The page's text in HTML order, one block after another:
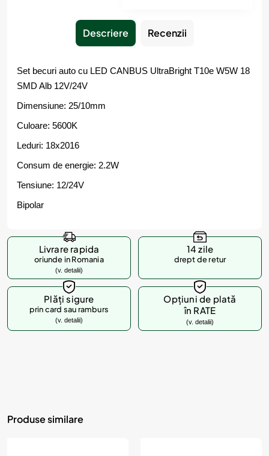
Descriere Recenzii
Set becuri auto cu LED CANBUS UltraBright T10e W5W 18
SMD Alb 12V/24V
Dimensiune: 25/10mm
Culoare: 5600K
Leduri: 18x2016
Consum de energie: 2.2W
Tensiune: 12/24V
Bipolar
Livrare rapida
oriunde in Romania
(v. detalii)
14 zile
drept de retur
Plăți sigure
prin card sau ramburs
(v. detalii)
Opțiuni de plată
în RATE
(v. detalii)
Produse similare